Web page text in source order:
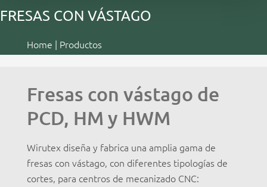
FRESAS CON VÁSTAGO
Home | Productos
Fresas con vástago de
PCD, HM y HWM
Wirutex diseña y fabrica una amplia gama de
fresas con vástago, con diferentes tipologías de
cortes, para centros de mecanizado CNC: